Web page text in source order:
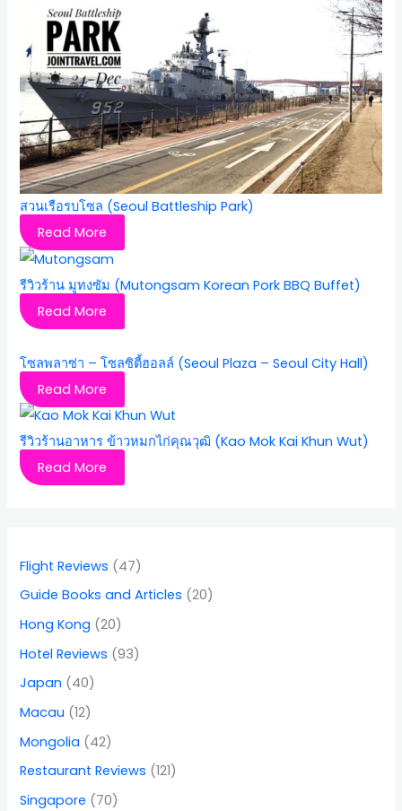
สวนเรือรบโซล (Seoul Battleship Park)
Read More
รีวิวร้าน มูทงซัม (Mutongsam Korean Pork BBQ Buffet)
Read More
โซลพลาซ่า – โซลซิตี้ฮอลล์ (Seoul Plaza – Seoul City Hall)
Read More
รีวิวร้านอาหาร ข้าวหมกไก่คุณวุฒิ (Kao Mok Kai Khun Wut)
Read More
Flight Reviews (47)
Guide Books and Articles (20)
Hong Kong (20)
Hotel Reviews (93)
Japan (40)
Macau (12)
Mongolia (42)
Restaurant Reviews (121)
Singapore (70)